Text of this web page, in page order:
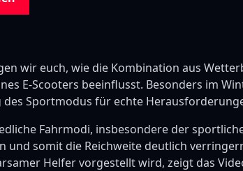
wir euch, wie die Kombination aus
E-Scooters beeinflusst. Besonders im
Sportmodus für echte
Fahrmodi, insbesondere der
und somit die Reichweite deutlich
Helfer vorgestellt wird, zeigt das